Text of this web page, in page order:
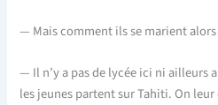
— Mais comment ils se marient alors
— Il n’y a pas de lycée ici ni ailleurs
les jeunes partent sur Tahiti. On